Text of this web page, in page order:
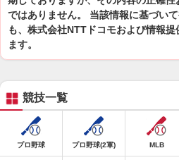
ではありません。 当該情報に基づい
も、株式会社NTTドコモおよび情報
ます。
競技一覧
プロ野球 プロ野球(2軍) MLB